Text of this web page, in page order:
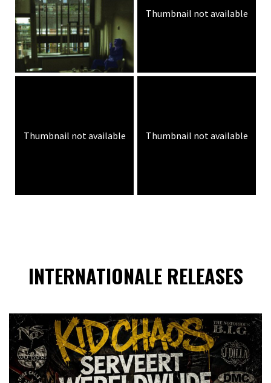
Thumbnail not available
Thumbnail not available Thumbnail not available
INTERNATIONALE RELEASES